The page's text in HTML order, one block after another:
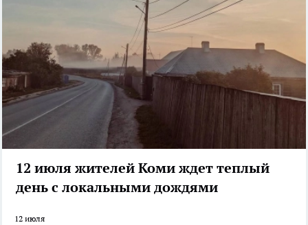
12 июля жителей Коми ждет теплый
день с локальными дождями
12 июля